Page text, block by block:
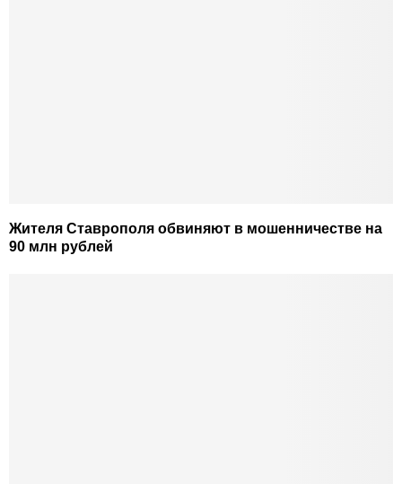
Жителя Ставрополя обвиняют в мошенничестве на
90 млн рублей